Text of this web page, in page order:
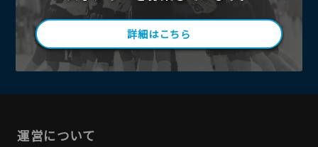
詳細はこちら
運営について